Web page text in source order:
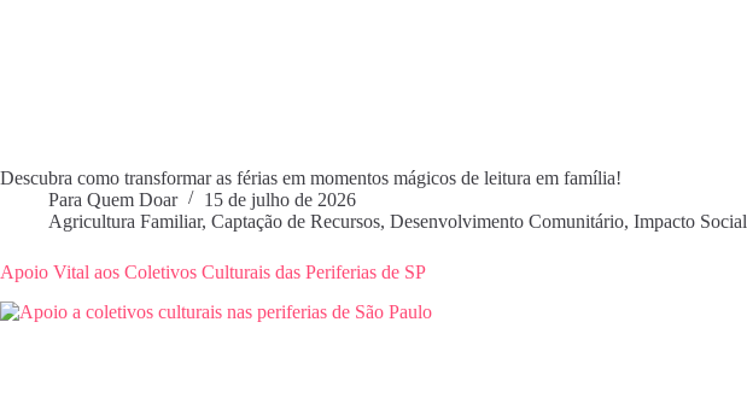
Descubra como transformar as férias em momentos mágicos de leitura em família!
Para Quem Doar
15 de julho de 2026
Agricultura Familiar, Captação de Recursos, Desenvolvimento Comunitário, Impacto Social
Apoio Vital aos Coletivos Culturais das Periferias de SP